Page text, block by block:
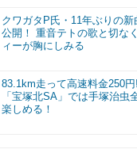
クワガタP氏・11年ぶりの
公開！ 重音テトの歌と切な
ィーが胸にしみる
83.1km走って高速料金250
「宝塚北SA」では手塚治虫
楽しめる！